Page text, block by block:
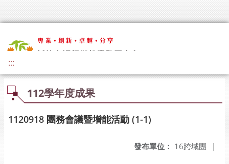
:::
112學年度成果
1120918 團務會議暨增能活動 (1-1)
發布單位： 16跨域團 |